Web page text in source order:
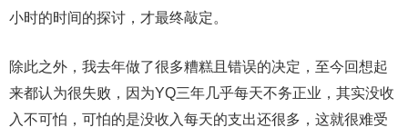
小时的时间的探讨，才最终敲定。
除此之外，我去年做了很多糟糕且错误的决定，至今回想起
来都认为很失败，因为YQ三年几乎每天不务正业，其实没收
入不可怕，可怕的是没收入每天的支出还很多，这就很难受